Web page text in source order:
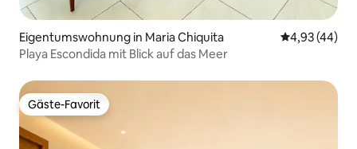
Eigentumswohnung in Maria Chiquita
4,93 (44)
Playa Escondida mit Blick auf das Meer
Gäste-Favorit
Gäste-Favorit